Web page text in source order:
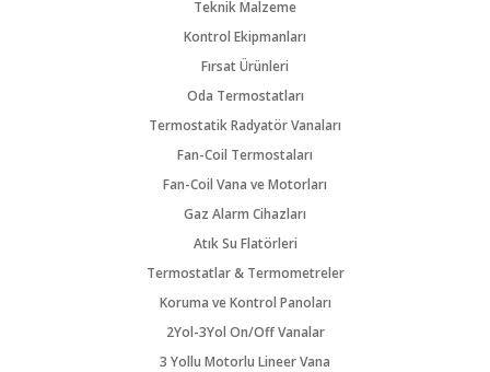
Teknik Malzeme
Kontrol Ekipmanları
Fırsat Ürünleri
Oda Termostatları
Termostatik Radyatör Vanaları
Fan-Coil Termostaları
Fan-Coil Vana ve Motorları
Gaz Alarm Cihazları
Atık Su Flatörleri
Termostatlar & Termometreler
Koruma ve Kontrol Panoları
2Yol-3Yol On/Off Vanalar
3 Yollu Motorlu Lineer Vana